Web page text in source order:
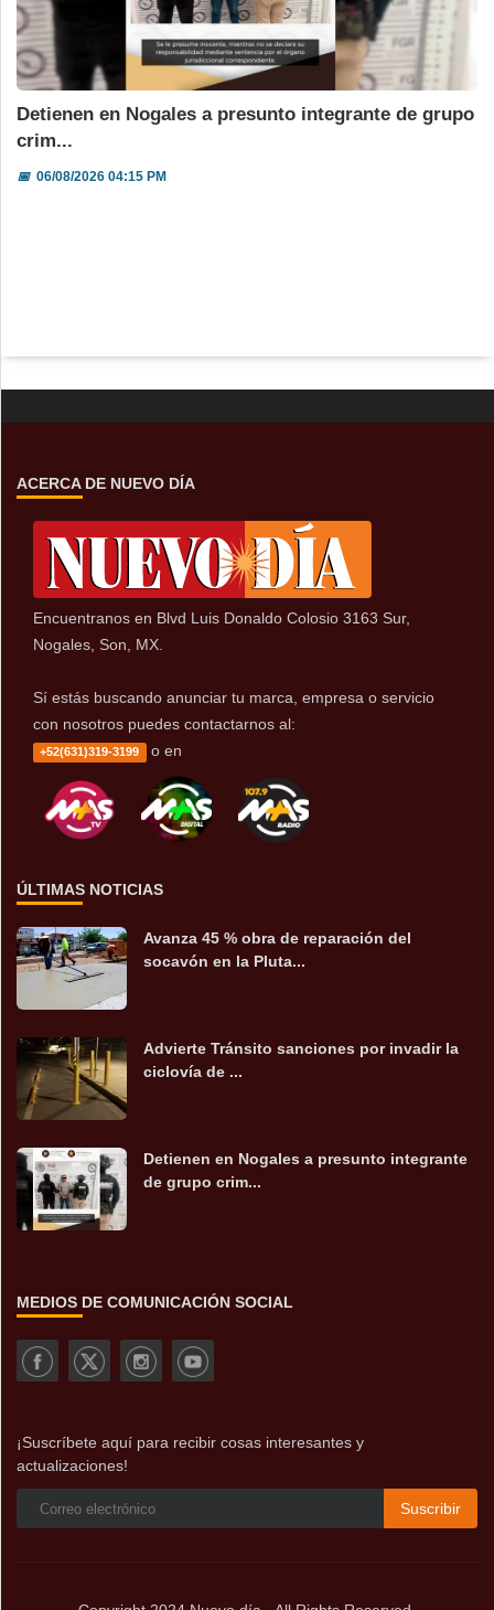
Detienen en Nogales a presunto integrante de grupo
crim...
📅06/08/2026 04:15 PM
ACERCA DE NUEVO DÍA
Encuentranos en Blvd Luis Donaldo Colosio 3163 Sur,
Nogales, Son, MX.
Sí estás buscando anunciar tu marca, empresa o servicio
con nosotros puedes contactarnos al:
+52(631)319-3199 o en
ÚLTIMAS NOTICIAS
Avanza 45 % obra de reparación del
socavón en la Pluta...
Advierte Tránsito sanciones por invadir la
ciclovía de ...
Detienen en Nogales a presunto integrante
de grupo crim...
MEDIOS DE COMUNICACIÓN SOCIAL
¡Suscríbete aquí para recibir cosas interesantes y
actualizaciones!
Suscribir